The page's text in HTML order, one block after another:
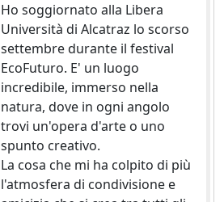
Ho soggiornato alla Libera
Università di Alcatraz lo scorso
settembre durante il festival
EcoFuturo. E' un luogo
incredibile, immerso nella
natura, dove in ogni angolo
trovi un'opera d'arte o uno
spunto creativo.
La cosa che mi ha colpito di più
l'atmosfera di condivisione e